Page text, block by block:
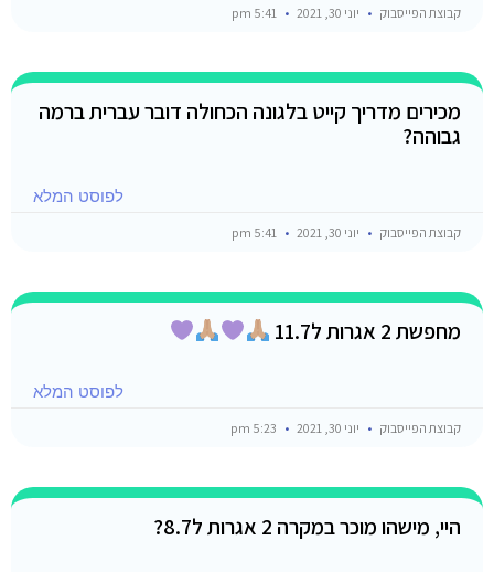
קבוצת הפייסבוק יוני 30, 2021
מכירים מדריך קייט בלגונה הכחולה דובר עברית ברמה
גבוהה?
לפוסט המלא
קבוצת הפייסבוק יוני 30, 2021
מחפשת 2 אגרות ל11.7
לפוסט המלא
קבוצת הפייסבוק יוני 30, 2021
היי, מישהו מוכר במקרה 2 אגרות ל8.7?